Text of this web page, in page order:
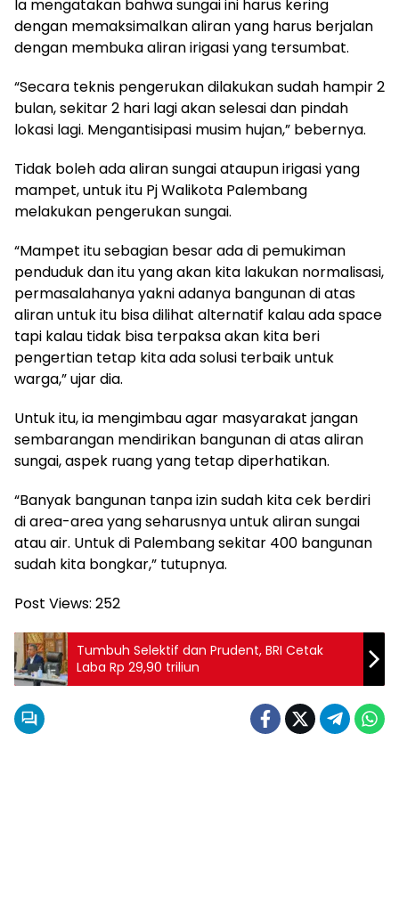
Ia mengatakan bahwa sungai ini harus kering
dengan memaksimalkan aliran yang harus berjalan
dengan membuka aliran irigasi yang tersumbat.
“Secara teknis pengerukan dilakukan sudah hampir 2
bulan, sekitar 2 hari lagi akan selesai dan pindah
lokasi lagi. Mengantisipasi musim hujan,” bebernya.
Tidak boleh ada aliran sungai ataupun irigasi yang
mampet, untuk itu Pj Walikota Palembang
melakukan pengerukan sungai.
“Mampet itu sebagian besar ada di pemukiman
penduduk dan itu yang akan kita lakukan normalisasi,
permasalahanya yakni adanya bangunan di atas
aliran untuk itu bisa dilihat alternatif kalau ada space
tapi kalau tidak bisa terpaksa akan kita beri
pengertian tetap kita ada solusi terbaik untuk
warga,” ujar dia.
Untuk itu, ia mengimbau agar masyarakat jangan
sembarangan mendirikan bangunan di atas aliran
sungai, aspek ruang yang tetap diperhatikan.
“Banyak bangunan tanpa izin sudah kita cek berdiri
di area-area yang seharusnya untuk aliran sungai
atau air. Untuk di Palembang sekitar 400 bangunan
sudah kita bongkar,” tutupnya.
Post Views: 252
Tumbuh Selektif dan Prudent, BRI Cetak
Laba Rp 29,90 triliun